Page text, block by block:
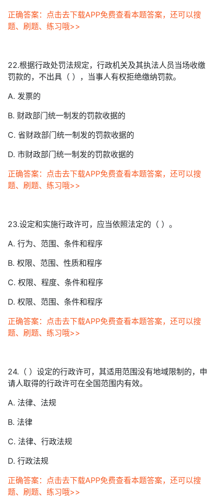
正确答案：点击去下载APP免费查看本题答案，还可以搜
题、刷题、练习哦>>
22.根据行政处罚法规定，行政机关及其执法人员当场收缴
罚款的，不出具（ ），当事人有权拒绝缴纳罚款。
A. 发票的
B. 财政部门统一制发的罚款收据的
C. 省财政部门统一制发的罚款收据的
D. 市财政部门统一制发的罚款收据的
正确答案：点击去下载APP免费查看本题答案，还可以搜
题、刷题、练习哦>>
23.设定和实施行政许可，应当依照法定的（ ）。
A. 行为、范围、条件和程序
B. 权限、范围、性质和程序
C. 权限、程度、条件和程序
D. 权限、范围、条件和程序
正确答案：点击去下载APP免费查看本题答案，还可以搜
题、刷题、练习哦>>
24.（ ）设定的行政许可，其适用范围没有地域限制的，申
请人取得的行政许可在全国范围内有效。
A. 法律、法规
B. 法律
C. 法律、行政法规
D. 行政法规
正确答案：点击去下载APP免费查看本题答案，还可以搜
题、刷题、练习哦>>